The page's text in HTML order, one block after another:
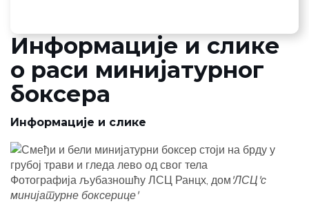
Информације и слике
о раси минијатурног
боксера
Информације и слике
Фотографија љубазношћу ЛСЦ Ранцх, дом 'ЛСЦ'с
минијатурне боксерице'